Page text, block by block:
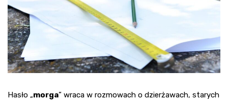
Hasło „morga” wraca w rozmowach o dzierżawach, starych